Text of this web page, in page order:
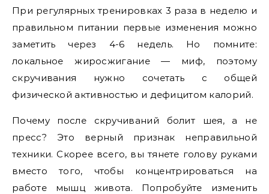
При регулярных тренировках 3 раза в неделю и
правильном питании первые изменения можно
заметить через 4-6 недель. Но помните:
локальное жиросжигание — миф, поэтому
скручивания нужно сочетать с общей
физической активностью и дефицитом калорий.
Почему после скручиваний болит шея, а не
пресс? Это верный признак неправильной
техники. Скорее всего, вы тянете голову руками
вместо того, чтобы концентрироваться на
работе мышц живота. Попробуйте изменить